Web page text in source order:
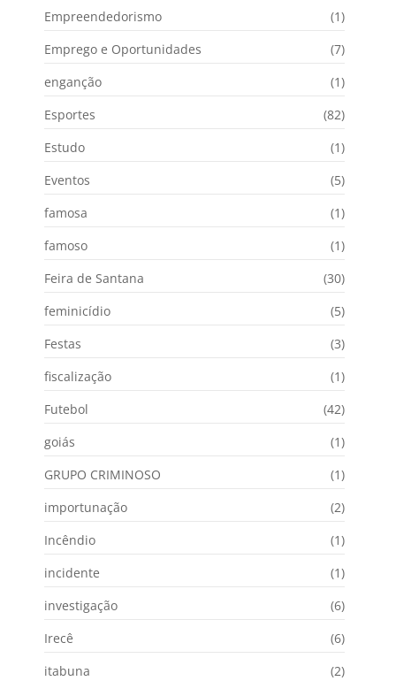
Empreendedorismo
(1)
Emprego e Oportunidades
(7)
enganção
(1)
Esportes
(82)
Estudo
(1)
Eventos
(5)
famosa
(1)
famoso
(1)
Feira de Santana
(30)
feminicídio
(5)
Festas
(3)
fiscalização
(1)
Futebol
(42)
goiás
(1)
GRUPO CRIMINOSO
(1)
importunação
(2)
Incêndio
(1)
incidente
(1)
investigação
(6)
Irecê
(6)
itabuna
(2)